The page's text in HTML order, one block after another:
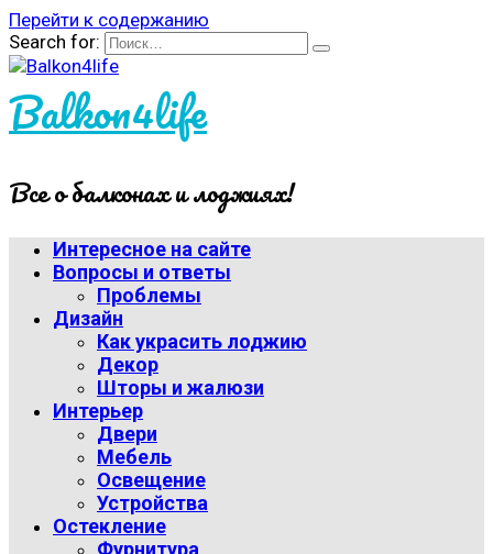
Перейти к содержанию
Search for:
Balkon4life
Все о балконах и лоджиях!
Интересное на сайте
Вопросы и ответы
Проблемы
Дизайн
Как украсить лоджию
Декор
Шторы и жалюзи
Интерьер
Двери
Мебель
Освещение
Устройства
Остекление
Фурнитура